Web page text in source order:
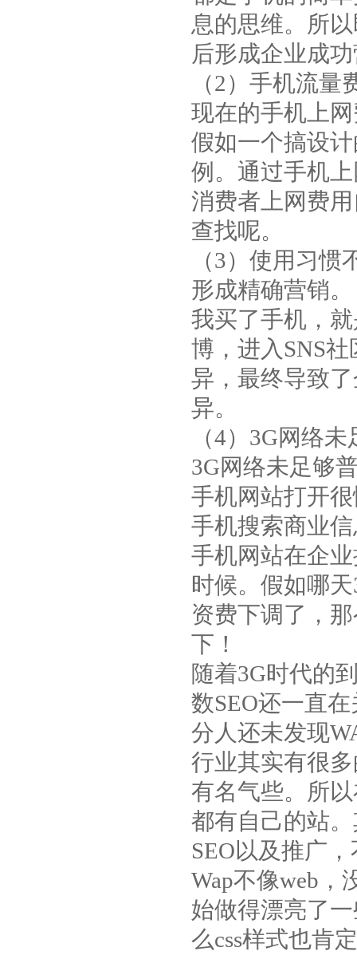
息的思维。所
后形成企业成
（2）手机流
现在的手机上
假如一个搞设
例。通过手机
消费者上网费
查找呢。
（3）使用习
形成精确营销。
我买了手机，
博，进入SNS
异，最终导致
异。
（4）3G网络
3G网络未足够
手机网站打开
手机搜索商业
手机网站在企
时候。假如哪
资费下调了，
下！
随着3G时代的
数SEO还一直
分人还未发现
行业其实有很
有名气些。所
都有自己的站
SEO以及推广
Wap不像web，
始做得漂亮了
么css样式也肯